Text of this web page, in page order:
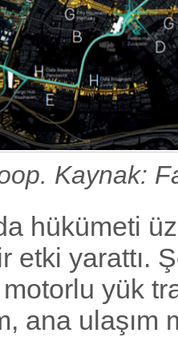
Kaynak:
hükümeti
etki yarattı.
yük
ana ulaşım